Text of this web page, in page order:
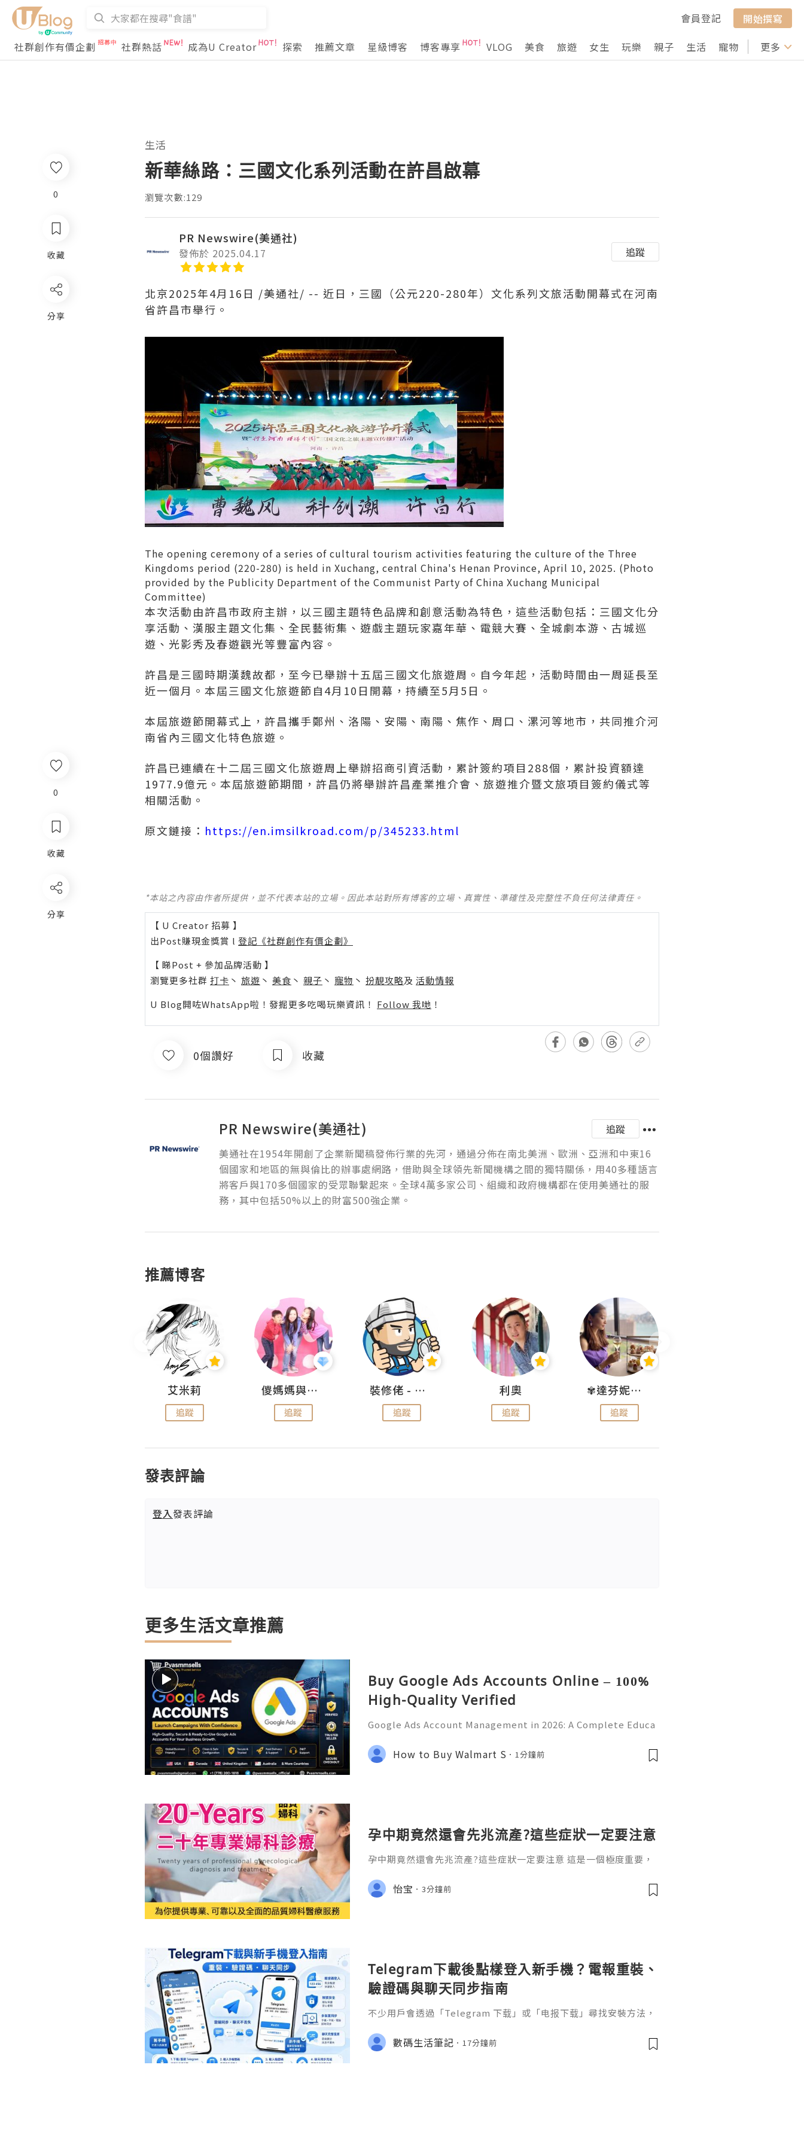
會員登記
開始撰寫
社群創作有價企劃
社群熱話 成為U Creator 探索 推薦文章 星級博客 博客專享 VLOG 美食 旅遊 女生 玩樂 親子 生活 寵物 行山 打卡
更多
0
收藏
分享
生活
新華絲路：三國文化系列活動在許昌啟幕
瀏覽次數:129
PR Newswire(美通社)
發佈於 2025.04.17 追蹤
北京2025年4月16日 /美通社/ -- 近日，三國（公元220-280年）文化系列文旅活動開幕式在河南
省許昌市舉行。
The opening ceremony of a series of cultural tourism activities featuring the culture of the Three
Kingdoms period (220-280) is held in Xuchang, central China's Henan Province, April 10, 2025. (Photo
provided by the Publicity Department of the Communist Party of China Xuchang Municipal
Committee)
本次活動由許昌市政府主辦，以三國主題特色品牌和創意活動為特色，這些活動包括：三國文化分
享活動、漢服主題文化集、全民藝術集、遊戲主題玩家嘉年華、電競大賽、全城劇本游、古城巡
遊、光影秀及春遊觀光等豐富內容。
許昌是三國時期漢魏故都，至今已舉辦十五屆三國文化旅遊周。自今年起，活動時間由一周延長至
近一個月。本屆三國文化旅遊節自4月10日開幕，持續至5月5日。
本屆旅遊節開幕式上，許昌攜手鄭州、洛陽、安陽、南陽、焦作、周口、漯河等地市，共同推介河
南省內三國文化特色旅遊。
許昌已連續在十二屆三國文化旅遊周上舉辦招商引資活動，累計簽約項目288個，累計投資額達
1977.9億元。本屆旅遊節期間，許昌仍將舉辦許昌產業推介會、旅遊推介暨文旅項目簽約儀式等
相關活動。
原文鏈接： https://en.imsilkroad.com/p/345233.html
*本站之內容由作者所提供，並不代表本站的立場。因此本站對所有博客的立場、真實性、準確性及完整性不負任何法律責任。
【 U Creator 招募 】
出Post賺現金獎賞 l 登記《社群創作有價企劃》
【 睇Post + 參加品牌活動 】
瀏覽更多社群 打卡 丶 旅遊 丶 美食 丶 親子 丶 寵物 丶 扮靚攻略及 活動情報
U Blog開咗WhatsApp啦！發掘更多吃喝玩樂資訊！ Follow 我哋 ！
0個讚好 收藏
PR Newswire(美通社)
追蹤
美通社在1954年開創了企業新聞稿發佈行業的先河，通過分佈在南北美洲、歐洲、亞洲和中東16
個國家和地區的無與倫比的辦事處網路，借助與全球領先新聞機構之間的獨特關係，用40多種語言
將客戶與170多個國家的受眾聯繫起來。全球4萬多家公司、組織和政府機構都在使用美通社的服
務，其中包括50%以上的財富500強企業。
推薦博客
艾米莉
追蹤
儍媽媽與兩隻小魔怪之家
追蹤
裝修佬 - 香港一站式網上裝修平台
追蹤
利奧
追蹤
✾達芬妮•愛孩子•愛生活✾
追蹤
發表評論
登入發表評論
更多生活文章推薦
Buy Google Ads Accounts Online – 100%
High-Quality Verified
Google Ads Account Management in 2026: A Complete Educa
tion In today's digital world, understanding online platform
s has become an essential
How to Buy Walmart S 1分鐘前
孕中期竟然還會先兆流產?這些症狀一定要注意
孕中期竟然還會先兆流產?這些症狀一定要注意 這是一個極度重要，
前三個月（孕早期）不穩定，容易流產；過了12週，進入孕中期（4~
6個月），胎兒坐穩了，就可以放心了。」
怡宝 3分鐘前
Telegram下載後點樣登入新手機？電報重裝、
驗證碼與聊天同步指南
不少用戶會透過「Telegram 下载」或「电报下载」尋找安裝方法，
有帳號、登入驗證碼、兩步驗證、聊天記錄同步及舊裝置安全。如果
操作次序錯誤，例如先刪除舊手機中的 Telegram、忘記兩步驗證密
數碼生活筆記 17分鐘前
0
收藏
分享